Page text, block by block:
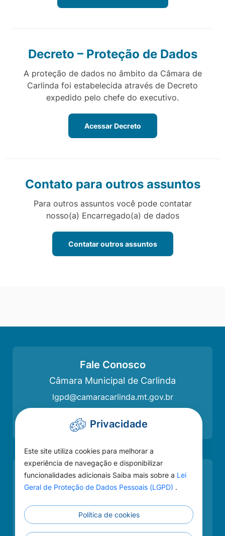
Decreto – Proteção de Dados
A proteção de dados no âmbito da Câmara de
Carlinda foi estabelecida através de Decreto
expedido pelo chefe do executivo.
Acessar Decreto
Contato para outros assuntos
Para outros assuntos você pode contatar
nosso(a) Encarregado(a) de dados
Contatar outros assuntos
Fale Conosco
Câmara Municipal de Carlinda
lgpd@camaracarlinda.mt.gov.br
Como chegar
Câmara de Carlinda
Rua das Adálias nº 646 Centro, Carlinda - MT,
78587-000
Privacidade
Este site utiliza cookies para melhorar a
experiência de navegação e disponibilizar
funcionalidades adicionais Saiba mais sobre a Lei
Geral de Proteção de Dados Pessoais (LGPD) .
Política de cookies